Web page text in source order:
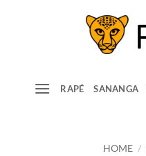
RAPÉ SANANGA
HOME /